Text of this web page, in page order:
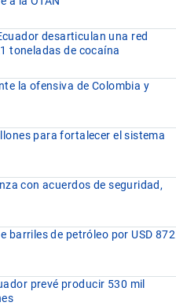
desarticulan una red
toneladas de cocaína
la ofensiva de Colombia y
para fortalecer el sistema
con acuerdos de seguridad,
barriles de petróleo por USD 872
prevé producir 530 mil